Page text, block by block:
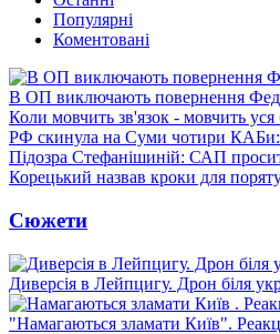
Популярні
Коментовані
В ОП виключають повернення
Коли мовчить зв'язок - мовчить уся
РФ скинула на Суми чотири КАБи:
Підозра Стефанішиній: САП
Корецький назвав кроки для
Сюжети
Диверсія в Лейпцигу. Дрон біля
"Намагаються зламати Київ".